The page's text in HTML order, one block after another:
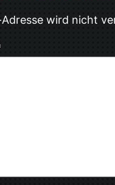
Adresse wird nicht